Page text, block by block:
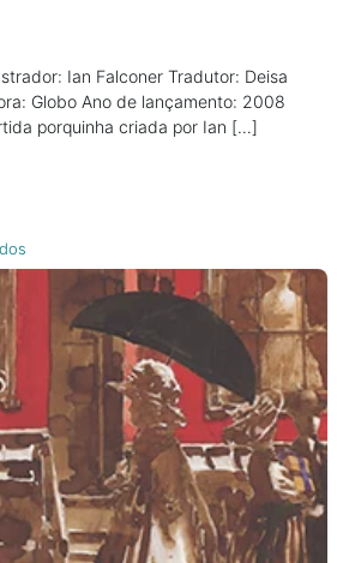
Ian Falconer Tradutor: Deisa
Globo Ano de lançamento: 2008
porquinha criada por Ian […]